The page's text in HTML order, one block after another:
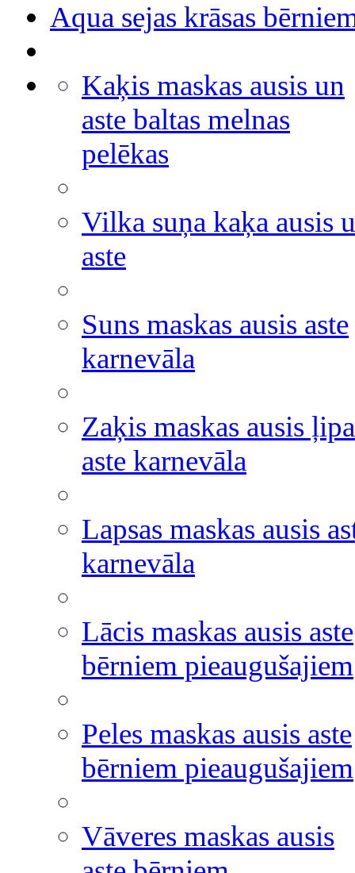
Aqua sejas krāsas
Kaķis maskas ausis un
aste baltas melnas
pelēkas
Vilka suņa kaķa ausis
aste
Suns maskas ausis aste
karnevāla
Zaķis maskas ausis ļipa
aste karnevāla
Lapsas maskas ausis
karnevāla
Lācis maskas ausis aste
bērniem pieaugušajiem
Peles maskas ausis aste
bērniem pieaugušajiem
Vāveres maskas ausis